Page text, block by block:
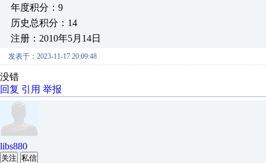
年度积分：9
历史总积分：14
注册：2010年5月14日
发表于：2023-11-17 20:09:48
没错
回复 引用 举报
libs880
关注 私信